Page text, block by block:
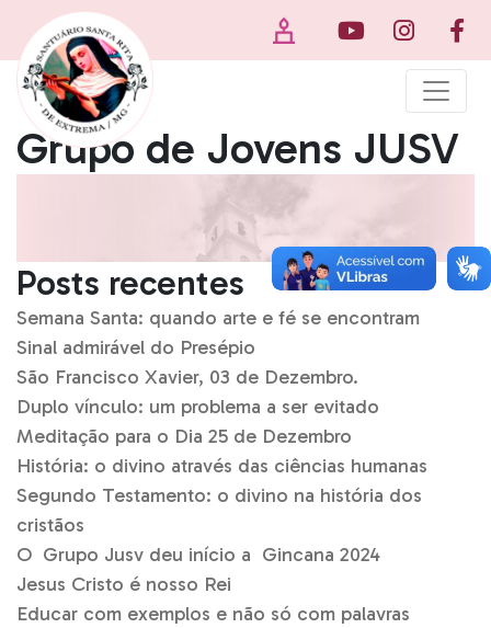
Grupo de Jovens JUSV
Posts recentes
Semana Santa: quando arte e fé se encontram
Sinal admirável do Presépio
São Francisco Xavier, 03 de Dezembro.
Duplo vínculo: um problema a ser evitado
Meditação para o Dia 25 de Dezembro
História: o divino através das ciências humanas
Segundo Testamento: o divino na história dos
cristãos
O Grupo Jusv deu início a Gincana 2024
Jesus Cristo é nosso Rei
Educar com exemplos e não só com palavras